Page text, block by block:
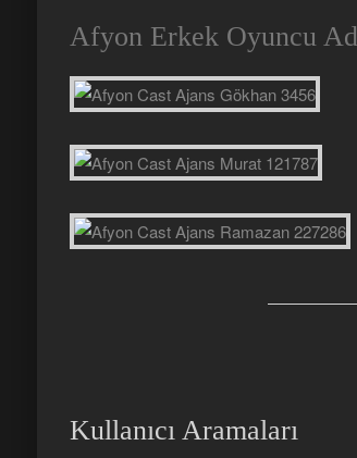
Afyon Erkek Oyuncu
Kullanıcı Aramaları